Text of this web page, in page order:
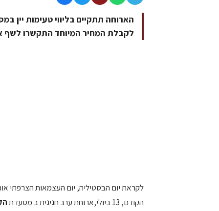
לקבלת המחיר המיוחד התקשרו לשף אלון גונן,
לקראת יום הבסטיליה, יום העצמאות הצרפתי אותו חוגגים ב- 14
הקודם, 13 ביולי,ארוחת ערב חגיגית ב מסעדת